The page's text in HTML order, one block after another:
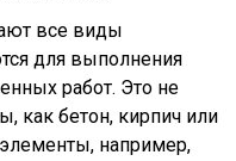
все виды
для выполнения
работ. Это не
как бетон, кирпич или
например,